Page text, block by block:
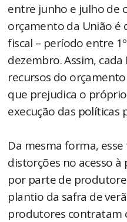
entre junho e julho de
orçamento da União é
fiscal – período entre
dezembro. Assim,
recursos do
que prejudica o
execução das políticas
Da mesma forma,
distorções no acesso
por parte de
plantio da safra de
produtores contratam